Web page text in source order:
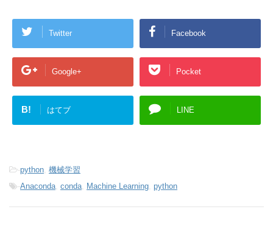
Twitter Facebook
Google+ Pocket
B! はてブ LINE
-python 機械学習
-Anaconda conda Machine Learning python